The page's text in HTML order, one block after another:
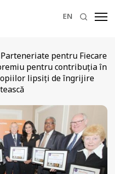
EN
pentru Fiecare
pentru contribuţia în
lipsiţi de îngrijire